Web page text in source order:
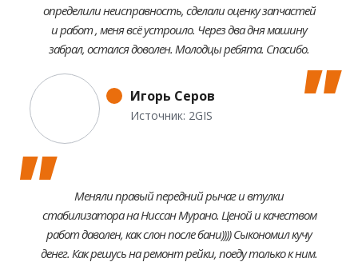
определили неисправность, сделали оценку запчастей
и работ , меня всё устроило. Через два дня машину
забрал, остался доволен. Молодцы ребята. Спасибо.
Игорь Серов
Источник: 2GIS
Меняли правый передний рычаг и втулки
стабилизатора на Ниссан Мурано. Ценой и качеством
работ даволен, как слон после бани)))) Сыкономил кучу
денег. Как решусь на ремонт рейки, поеду только к ним.